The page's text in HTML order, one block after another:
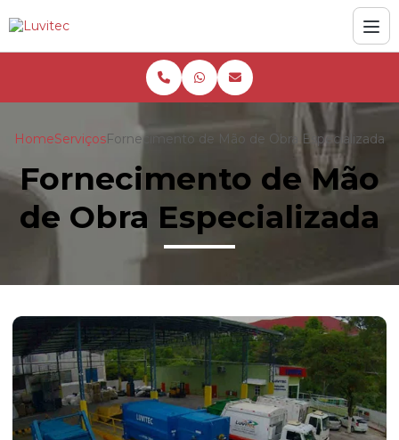
HomeServiçosFornecimento de Mão de Obra Especializada
Fornecimento de Mão
de Obra Especializada